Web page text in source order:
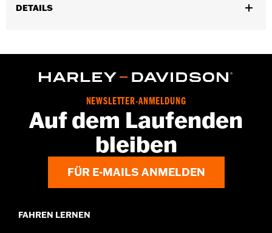
DETAILS
NEWSLETTER-ANMELDUNG
Auf dem Laufenden
bleiben
FÜR E-MAILS ANMELDEN
FAHREN LERNEN